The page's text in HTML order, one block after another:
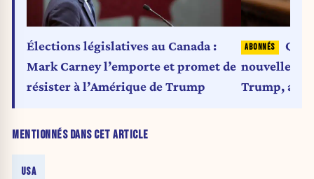
MENTIONNÉS DANS CET ARTICLE
USA
Élections législatives au Canada :
Mark Carney l’emporte et promet de
résister à l’Amérique de Trump
Que
nouvelle
Trump,